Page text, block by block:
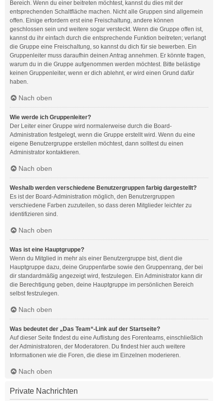
Bereich. Wenn du einer beitreten möchtest, kannst du dies mit der
entsprechenden Schaltfläche machen. Nicht alle Gruppen sind allgemein
offen. Einige erfordern erst eine Freischaltung, andere können
geschlossen sein und weitere sogar versteckt. Wenn die Gruppe offen ist,
kannst du ihr einfach durch die entsprechende Funktion beitreten; verlangt
die Gruppe eine Freischaltung, so kannst du dich für sie bewerben. Ein
Gruppenleiter muss daraufhin deinen Antrag annehmen. Er könnte fragen,
warum du in die Gruppe aufgenommen werden möchtest. Bitte belästige
keinen Gruppenleiter, wenn er dich ablehnt, er wird einen Grund dafür
haben.
Nach oben
Wie werde ich Gruppenleiter?
Der Leiter einer Gruppe wird normalerweise durch die Board-
Administration festgelegt, wenn die Gruppe erstellt wird. Wenn du eine
eigene Benutzergruppe erstellen möchtest, dann solltest du einen
Administrator kontaktieren.
Nach oben
Weshalb werden verschiedene Benutzergruppen farbig dargestellt?
Es ist der Board-Administration möglich, den Benutzergruppen
verschiedene Farben zuzuteilen, so dass deren Mitglieder leichter zu
identifizieren sind.
Nach oben
Was ist eine Hauptgruppe?
Wenn du Mitglied in mehr als einer Benutzergruppe bist, dient die
Hauptgruppe dazu, deine Gruppenfarbe sowie den Gruppenrang, der bei
dir standardmäßig angezeigt wird, festzulegen. Ein Administrator kann dir
die Berechtigung geben, deine Hauptgruppe im persönlichen Bereich
selbst festzulegen.
Nach oben
Was bedeutet der „Das Team“-Link auf der Startseite?
Auf dieser Seite findest du eine Auflistung des Forenteams, einschließlich
der Administratoren, der Moderatoren. Du findest hier auch weitere
Informationen wie die Foren, die diese im Einzelnen moderieren.
Nach oben
Private Nachrichten